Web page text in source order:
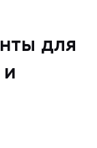
для